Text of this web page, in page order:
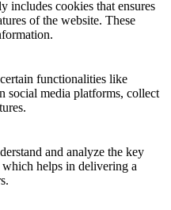
includes cookies that ensures
of the website. These
functionalities like
social media platforms, collect
and analyze the key
helps in delivering a